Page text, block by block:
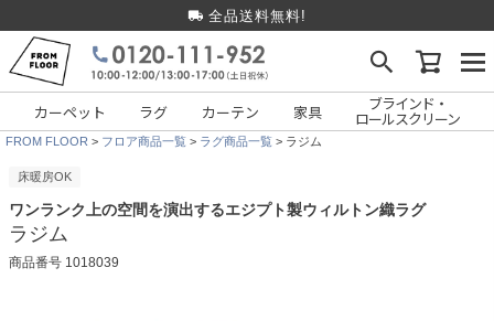
全品送料無料!
カーペット ラグ カーテン 家具 ブラインド・
ロールスクリーン
FROM FLOOR フロア商品一覧 ラグ商品一覧 ラジム
床暖房OK
ワンランク上の空間を演出するエジプト製ウィルトン織ラグ
ラジム
商品番号 1018039